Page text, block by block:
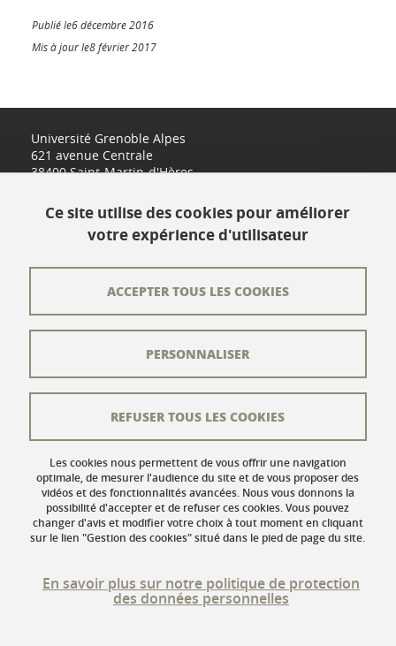
Publié le6 décembre 2016
Mis à jour le8 février 2017
Université Grenoble Alpes
621 avenue Centrale
38400 Saint-Martin-d'Hères
L'équipe éditoriale
Crédits
Mentions légales
Données personnelles
Gestion des cookies
Accessibilité : non conforme
Ce site utilise des cookies pour améliorer
votre expérience d'utilisateur
Les cookies nous permettent de vous offrir une navigation
optimale, de mesurer l'audience du site et de vous proposer des
vidéos et des fonctionnalités avancées. Nous vous donnons la
possibilité d'accepter et de refuser ces cookies. Vous pouvez
changer d'avis et modifier votre choix à tout moment en cliquant
sur le lien "Gestion des cookies" situé dans le pied de page du site.
En savoir plus sur notre politique de protection
des données personnelles
ACCEPTER TOUS LES COOKIES
REFUSER TOUS LES COOKIES
PERSONNALISER